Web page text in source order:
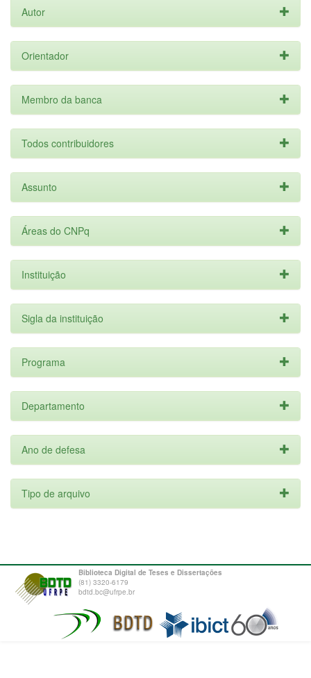
Autor
Orientador
Membro da banca
Todos contribuidores
Assunto
Áreas do CNPq
Instituição
Sigla da instituição
Programa
Departamento
Ano de defesa
Tipo de arquivo
Biblioteca Digital de Teses e Dissertações
(81) 3320-6179
bdtd.bc@ufrpe.br